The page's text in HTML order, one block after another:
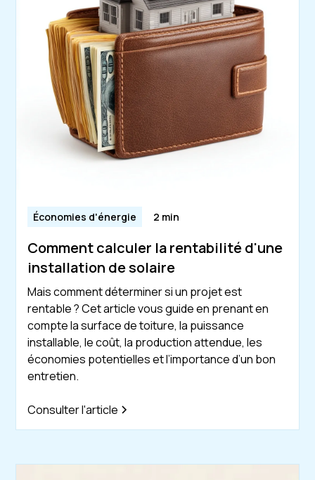
Économies d'énergie 2 min
Comment calculer la rentabilité d'une
installation de solaire
Mais comment déterminer si un projet est
rentable ? Cet article vous guide en prenant en
compte la surface de toiture, la puissance
installable, le coût, la production attendue, les
économies potentielles et l’importance d’un bon
entretien.
Consulter l'article